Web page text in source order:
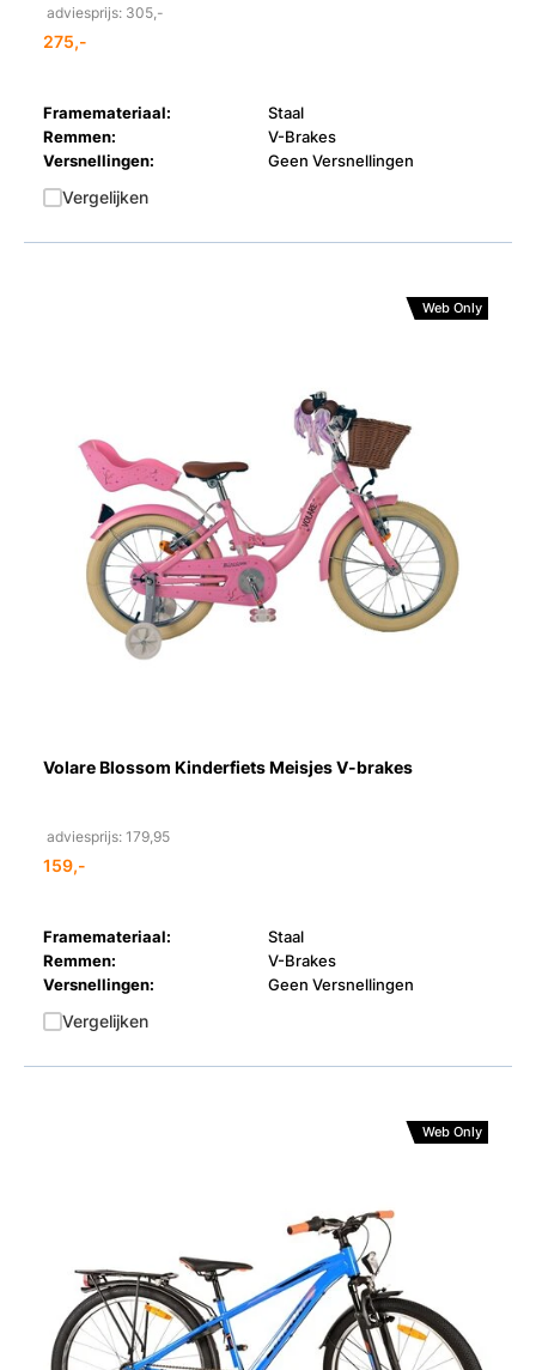
adviesprijs: 305,-
275,-
Framemateriaal:
Staal
Remmen:
V-Brakes
Versnellingen:
Geen Versnellingen
Vergelijken
Web Only
Volare Blossom Kinderfiets Meisjes V-brakes
adviesprijs: 179,95
159,-
Framemateriaal:
Staal
Remmen:
V-Brakes
Versnellingen:
Geen Versnellingen
Vergelijken
Web Only